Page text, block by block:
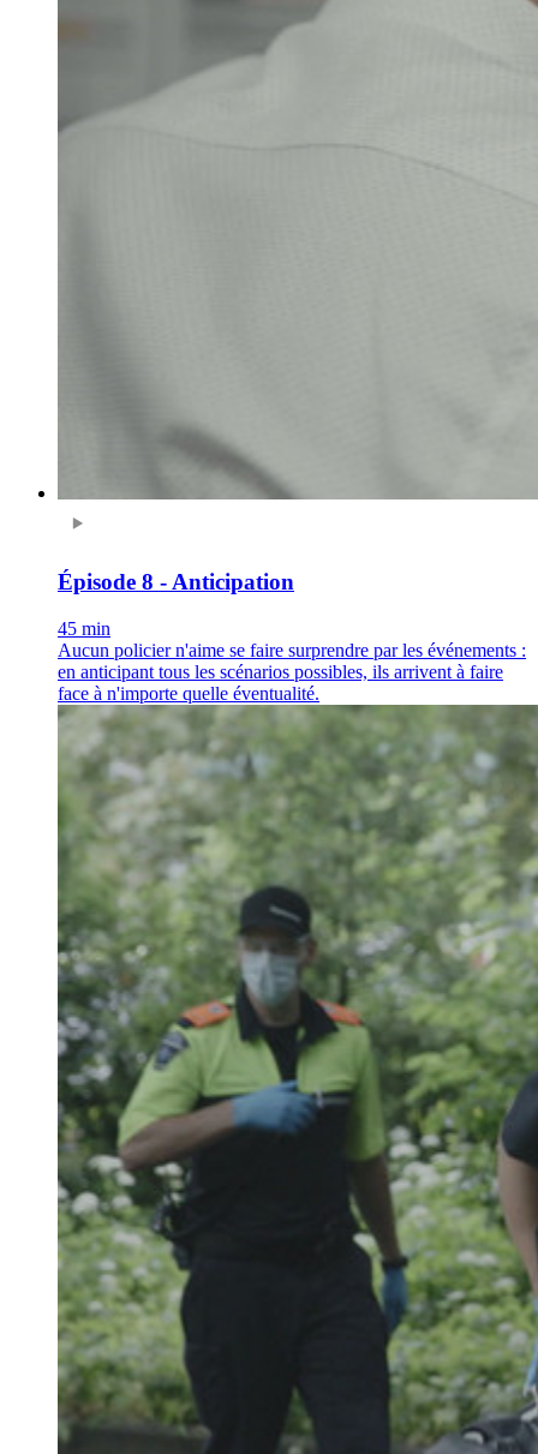
Épisode 8 - Anticipation
45 min
Aucun policier n'aime se faire surprendre par les événements :
en anticipant tous les scénarios possibles, ils arrivent à faire
face à n'importe quelle éventualité.